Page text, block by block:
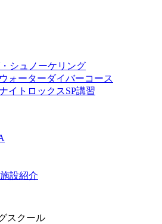
スクール